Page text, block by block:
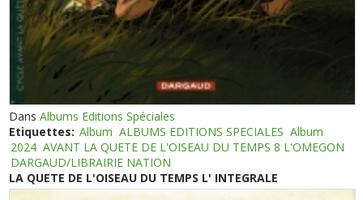
DansAlbums Editions Spéciales
Etiquettes: Album ALBUMS EDITIONS SPECIALES Album
2024 AVANT LA QUETE DE L'OISEAU DU TEMPS 8 L'OMEGON
DARGAUD/LIBRAIRIE NATION
LA QUETE DE L'OISEAU DU TEMPS L' INTEGRALE